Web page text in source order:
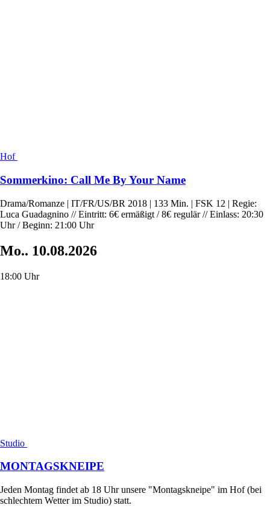
Hof
Sommerkino: Call Me By Your Name
Drama/Romanze | IT/FR/US/BR 2018 | 133 Min. | FSK 12 | Regie:
Luca Guadagnino // Eintritt: 6€ ermäßigt / 8€ regulär // Einlass: 20:30
Uhr / Beginn: 21:00 Uhr
Mo.. 10.08.2026
18:00 Uhr
Studio
MONTAGSKNEIPE
Jeden Montag findet ab 18 Uhr unsere "Montagskneipe" im Hof (bei
schlechtem Wetter im Studio) statt.